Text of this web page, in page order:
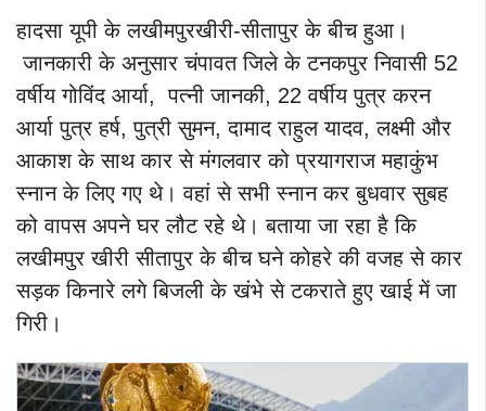
हादसा यूपी के लखीमपुरखीरी-सीतापुर के बीच हुआ।
जानकारी के अनुसार चंपावत जिले के टनकपुर निवासी 52
वर्षीय गोविंद आर्या, पत्नी जानकी, 22 वर्षीय पुत्र करन
आर्या पुत्र हर्ष, पुत्री सुमन, दामाद राहुल यादव, लक्ष्मी और
आकाश के साथ कार से मंगलवार को प्रयागराज महाकुंभ
स्नान के लिए गए थे। वहां से सभी स्नान कर बुधवार सुबह
को वापस अपने घर लौट रहे थे। बताया जा रहा है कि
लखीमपुर खीरी सीतापुर के बीच घने कोहरे की वजह से कार
सड़क किनारे लगे बिजली के खंभे से टकराते हुए खाई में जा
गिरी।